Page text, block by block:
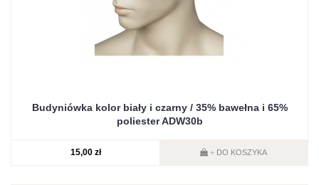
Budyniówka kolor biały i czarny / 35% bawełna i 65%
poliester ADW30b
15,00 zł + DO KOSZYKA